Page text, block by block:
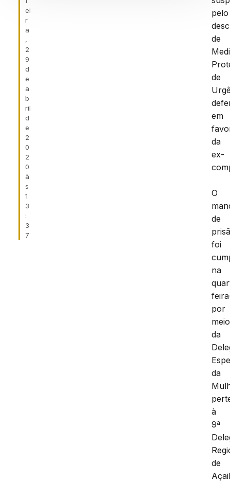
ei
r
a
,
2
9
d
e
a
b
ril
d
e
2
0
2
0
à
s
1
3
:
3
7
pelo
de
de
em
da
ex-
O
de
foi
na
por
meio
da
da
à
9ª
de